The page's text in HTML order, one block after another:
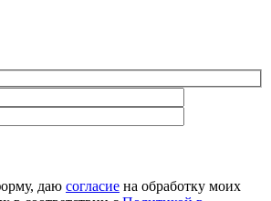
даю согласие на обработку моих